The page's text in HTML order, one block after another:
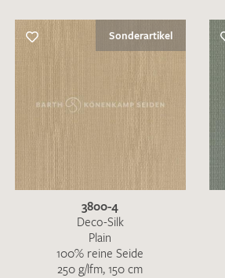
/
das Kontaktformular zum
Sie eine E-Mail mit ihren
schnellstmöglich an einer
Sonderartikel
3800-4
Deco-Silk
Plain
100% reine Seide
250 g/lfm, 150 cm